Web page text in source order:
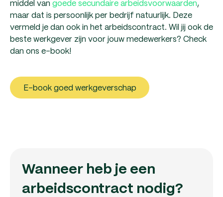
middel van goede secundaire arbeidsvoorwaarden,
maar dat is persoonlijk per bedrijf natuurlijk. Deze
vermeld je dan ook in het arbeidscontract. Wil jij ook de
beste werkgever zijn voor jouw medewerkers? Check
dan ons e-book!
E-book goed werkgeverschap
Wanneer heb je een
arbeidscontract nodig?